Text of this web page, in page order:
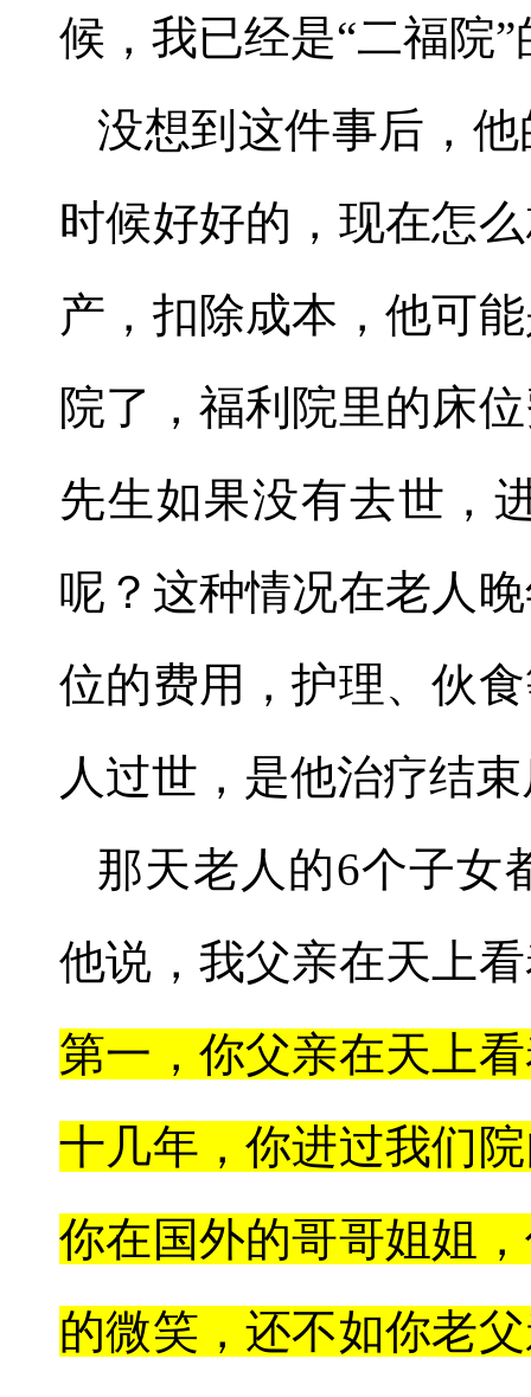
候，我已经是“二福院”
没想到这件事后，
时候好好的，现在怎
产，扣除成本，他可
院了，福利院里的床
先生如果没有去世，
呢？这种情况在老人
位的费用，护理、伙
人过世，是他治疗结
那天老人的6个子女
他说，我父亲在天上
第一，你父亲在天上
十几年，你进过我们
你在国外的哥哥姐姐
的微笑，还不如你老